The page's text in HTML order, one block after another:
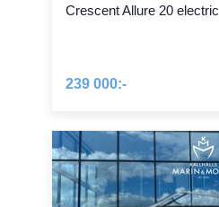
Crescent Allure 20 electric
239 000:-